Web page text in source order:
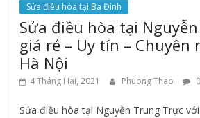
Sửa điều hòa tại Ba Đình
Sửa điều hòa tại
giá rẻ – Uy tín – Chuyên
Hà Nội
4 Tháng Hai, 2021 Phuong Thao
Sửa điều hòa tại Nguyễn Trung Trực